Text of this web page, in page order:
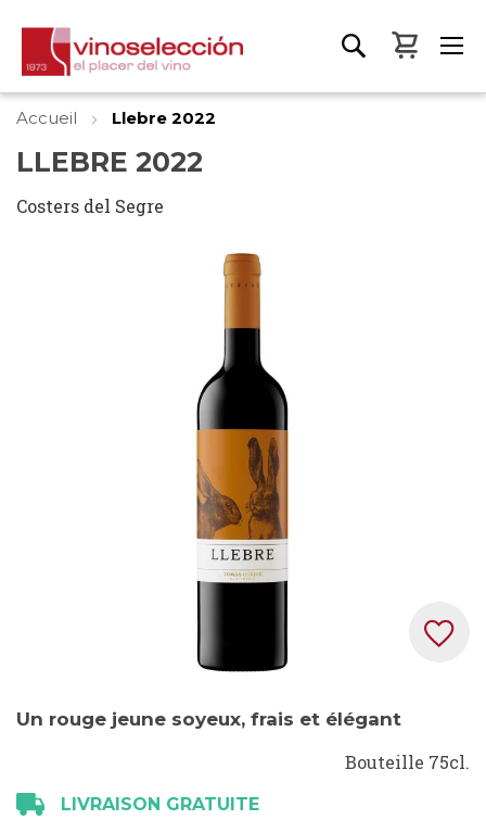
Mon
Accueil Llebre 2022
LLEBRE 2022
Costers del Segre
to
of
Un rouge jeune soyeux, frais et élégant
Bouteille 75cl.
LIVRAISON GRATUITE